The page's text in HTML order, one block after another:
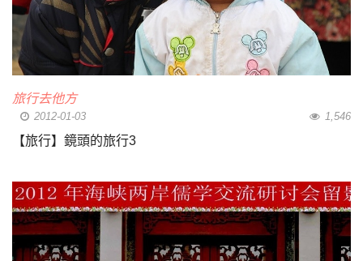
旅行去他方
2012-01-03 1,546
【旅行】鏡頭的旅行3